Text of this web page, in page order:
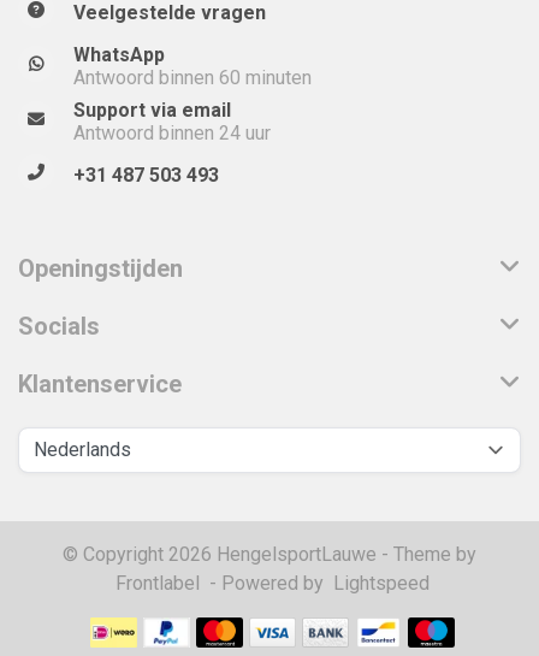
Veelgestelde vragen
WhatsApp
Antwoord binnen 60 minuten
Support via email
Antwoord binnen 24 uur
+31 487 503 493
Openingstijden
Socials
Klantenservice
© Copyright 2026 HengelsportLauwe - Theme by
Frontlabel
- Powered by Lightspeed